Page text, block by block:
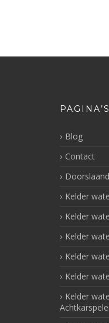
PAGINA’S
Blog
Contact
Kelder
Kelder
Kelder
Kelder
Kelder
Kelder